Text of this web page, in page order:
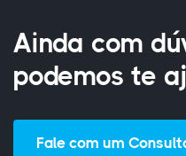
Ainda com
podemos te
Fale com um